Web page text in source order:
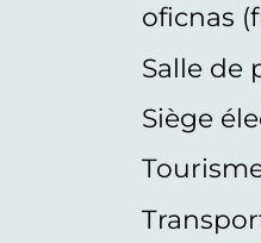
oficnas
Salle de
Siège